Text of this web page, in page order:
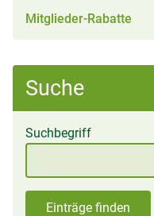
Mitglieder-Rabatte
Suche
Suchbegriff
Einträge finden